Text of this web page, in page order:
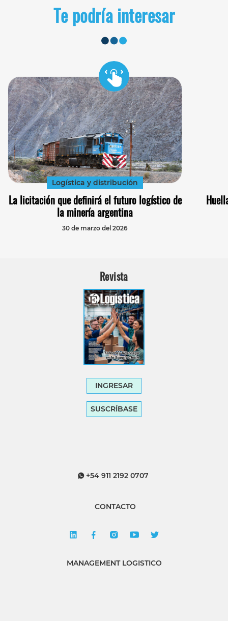
Te podría interesar
Logística y distribución
La licitación que definirá el futuro logístico de
la minería argentina
30 de marzo del 2026
Revista
INGRESAR
SUSCRÍBASE
+54 911 2192 0707
CONTACTO
MANAGEMENT LOGISTICO